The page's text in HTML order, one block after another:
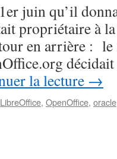
juin qu’il
propriétaire à
en arrière : le
décidait
la lecture →
LibreOffice, OpenOffice, oracle